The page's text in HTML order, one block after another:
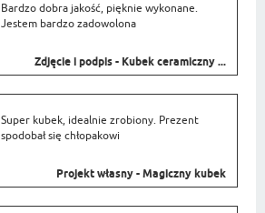
Bardzo dobra jakość, pięknie wykonane.
Jestem bardzo zadowolona
Zdjęcie i podpis - Kubek ceramiczny ...
Super kubek, idealnie zrobiony. Prezent
spodobał się chłopakowi
Projekt własny - Magiczny kubek